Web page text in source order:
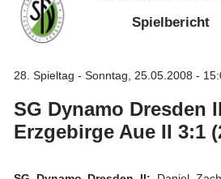
Spielbericht
28. Spieltag - Sonntag, 25.05.2008 -
SG Dynamo Dresden
Erzgebirge Aue II 3:1